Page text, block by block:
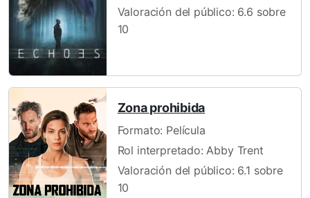
Valoración del público: 6.6 sobre
10
Zona prohibida
Formato: Película
Rol interpretado: Abby Trent
Valoración del público: 6.1 sobre
10